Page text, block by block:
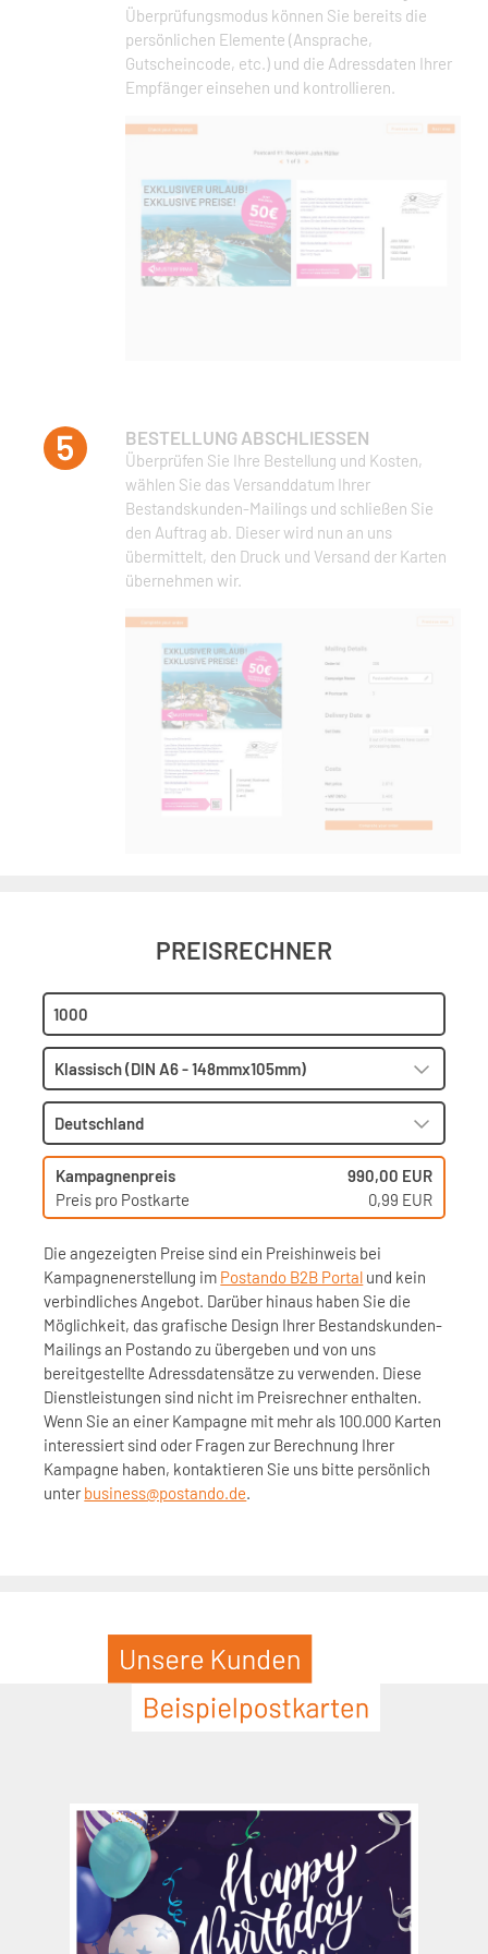
Überprüfungsmodus können Sie bereits die
persönlichen Elemente (Ansprache,
Gutscheincode, etc.) und die Adressdaten Ihrer
Empfänger einsehen und kontrollieren.
BESTELLUNG ABSCHLIESSEN
Überprüfen Sie Ihre Bestellung und Kosten,
wählen Sie das Versanddatum Ihrer
Bestandskunden-Mailings und schließen Sie
den Auftrag ab. Dieser wird nun an uns
übermittelt, den Druck und Versand der Karten
übernehmen wir.
PREISRECHNER
Kampagnenpreis
990,00 EUR
Preis pro Postkarte
0,99 EUR
Die angezeigten Preise sind ein Preishinweis bei
Kampagnenerstellung im Postando B2B Portal und kein
verbindliches Angebot. Darüber hinaus haben Sie die
Möglichkeit, das grafische Design Ihrer Bestandskunden-
Mailings an Postando zu übergeben und von uns
bereitgestellte Adressdatensätze zu verwenden. Diese
Dienstleistungen sind nicht im Preisrechner enthalten.
Wenn Sie an einer Kampagne mit mehr als 100.000 Karten
interessiert sind oder Fragen zur Berechnung Ihrer
Kampagne haben, kontaktieren Sie uns bitte persönlich
unter business@postando.de.